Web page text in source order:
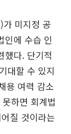
가 미지정 공
인에 수습 인
했다. 단기적
대할 수 있지
용 여력 감소
하면 회계법
질 것이라는